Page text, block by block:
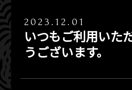
2023.12.01
いつもご利用いた
うございます。